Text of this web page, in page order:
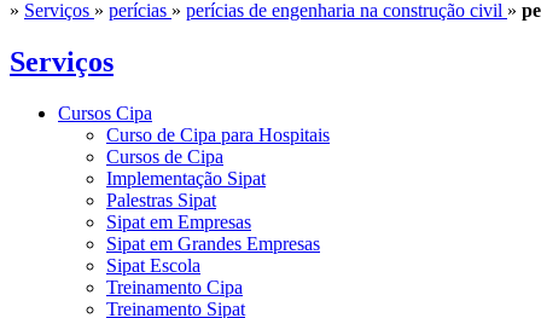
» Serviços » perícias » perícias de engenharia na construção civil »
Serviços
Cursos Cipa
Curso de Cipa para Hospitais
Cursos de Cipa
Implementação Sipat
Palestras Sipat
Sipat em Empresas
Sipat em Grandes Empresas
Sipat Escola
Treinamento Cipa
Treinamento Sipat